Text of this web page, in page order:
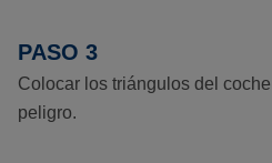
PASO 3
Colocar los triángulos del
peligro.